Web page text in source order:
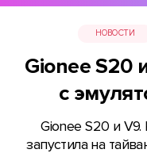
НОВОСТИ
Gionee S20
с
Gionee S20 и V9.
запустила на